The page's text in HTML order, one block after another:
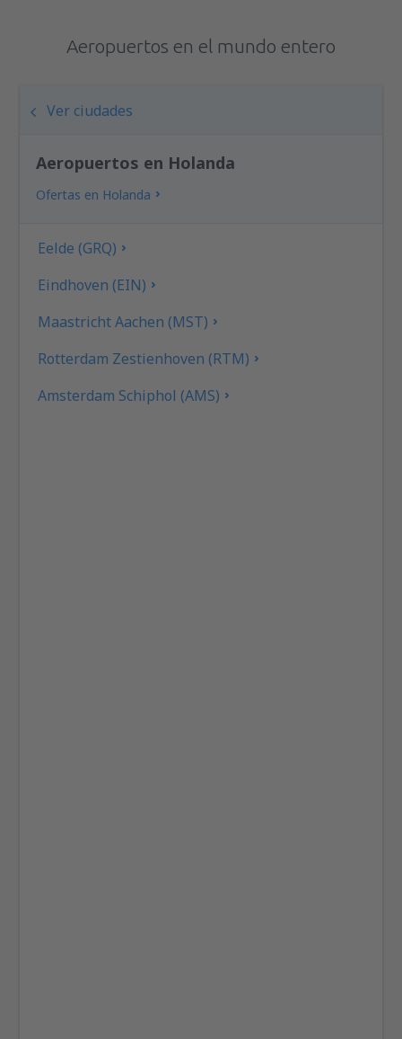
Aeropuertos en el mundo entero
Ver ciudades
Aeropuertos en Holanda
Ofertas en Holanda
Eelde (GRQ)
Eindhoven (EIN)
Maastricht Aachen (MST)
Rotterdam Zestienhoven (RTM)
Amsterdam Schiphol (AMS)